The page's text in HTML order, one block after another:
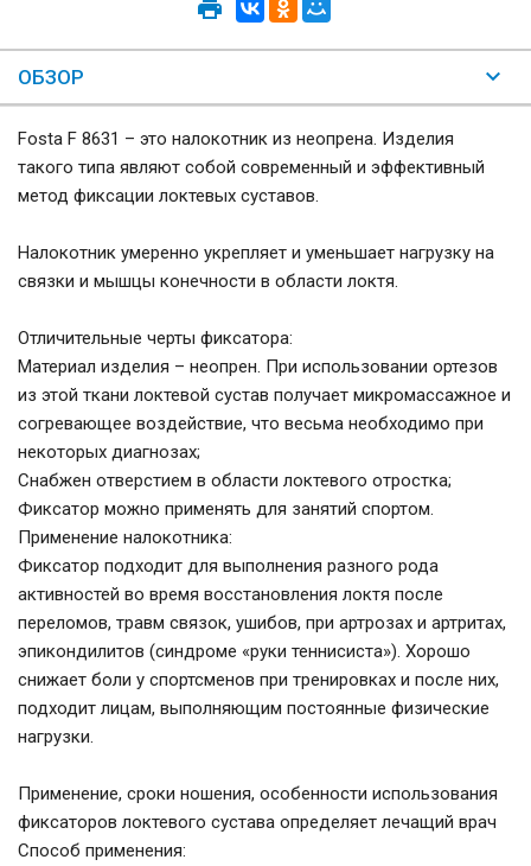
ОБЗОР
Fosta F 8631 – это налокотник из неопрена. Изделия
такого типа являют собой современный и эффективный
метод фиксации локтевых суставов.
Налокотник умеренно укрепляет и уменьшает нагрузку на
связки и мышцы конечности в области локтя.
Отличительные черты фиксатора:
Материал изделия – неопрен. При использовании ортезов
из этой ткани локтевой сустав получает микромассажное и
согревающее воздействие, что весьма необходимо при
некоторых диагнозах;
Снабжен отверстием в области локтевого отростка;
Фиксатор можно применять для занятий спортом.
Применение налокотника:
Фиксатор подходит для выполнения разного рода
активностей во время восстановления локтя после
переломов, травм связок, ушибов, при артрозах и артритах,
эпикондилитов (синдроме «руки теннисиста»). Хорошо
снижает боли у спортсменов при тренировках и после них,
подходит лицам, выполняющим постоянные физические
нагрузки.
Применение, сроки ношения, особенности использования
фиксаторов локтевого сустава определяет лечащий врач
Способ применения: